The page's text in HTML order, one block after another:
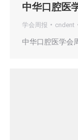
中华口腔医
学会周报 cndent
中华口腔医学会